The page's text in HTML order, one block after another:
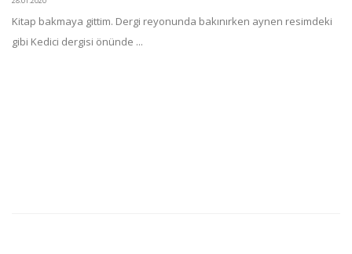
Kitap bakmaya gittim. Dergi reyonunda bakınırken aynen resimdeki
gibi Kedici dergisi önünde ...